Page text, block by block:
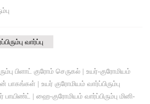
வார்ப்பு
பிளாட் குரோம் செருகல் | உயர்-குரோமியம்
பாகங்கள் | உயர் குரோமியம் வார்ப்பிரும்பு
பாயிண்ட் | ஹை-குரோமியம் வார்ப்பிரும்பு மினி-